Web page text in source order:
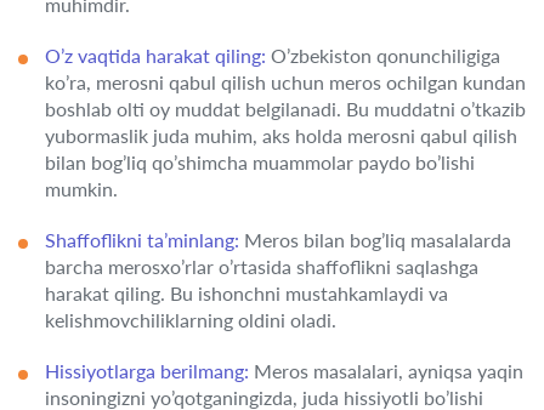
O’z vaqtida harakat qiling: O’zbekiston qonunchiligiga
ko’ra, merosni qabul qilish uchun meros ochilgan kundan
boshlab olti oy muddat belgilanadi. Bu muddatni o’tkazib
yubormaslik juda muhim, aks holda merosni qabul qilish
bilan bog’liq qo’shimcha muammolar paydo bo’lishi
mumkin.
Shaffoflikni ta’minlang: Meros bilan bog’liq masalalarda
barcha merosxo’rlar o’rtasida shaffoflikni saqlashga
harakat qiling. Bu ishonchni mustahkamlaydi va
kelishmovchiliklarning oldini oladi.
Hissiyotlarga berilmang: Meros masalalari, ayniqsa yaqin
insoningizni yo’qotganingizda, juda hissiyotli bo’lishi